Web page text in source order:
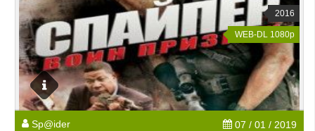
2016
WEB-DL 1080p
Sp@ider 07 / 01 / 2019